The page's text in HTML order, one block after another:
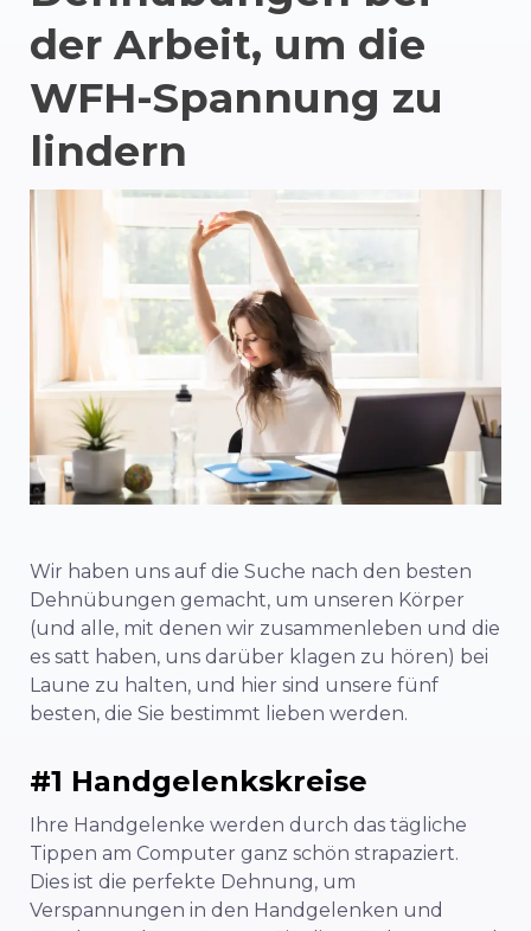
der Arbeit, um die
WFH-Spannung zu
lindern
Wir haben uns auf die Suche nach den besten
Dehnübungen gemacht, um unseren Körper
(und alle, mit denen wir zusammenleben und die
es satt haben, uns darüber klagen zu hören) bei
Laune zu halten, und hier sind unsere fünf
besten, die Sie bestimmt lieben werden.
#1 Handgelenkskreise
Ihre Handgelenke werden durch das tägliche
Tippen am Computer ganz schön strapaziert.
Dies ist die perfekte Dehnung, um
Verspannungen in den Handgelenken und